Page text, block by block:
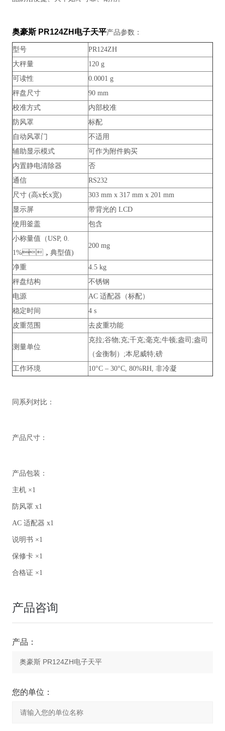
奥豪斯 PR124ZH电子天平产品参数：
型号
PR124ZH
大秤量
120 g
可读性
0.0001 g
秤盘尺寸
90 mm
校准方式
内部校准
防风罩
标配
自动风罩门
不适用
辅助显示模式
可作为附件购买
内置静电清除器
否
通信
RS232
尺寸 (高x长x宽)
303 mm x 317 mm x 201 mm
显示屏
带背光的 LCD
使用釜盖
包含
小称量值（USP, 0.
1%，典型值)
200 mg
净重
4.5 kg
秤盘结构
不锈钢
电源
AC 适配器（标配）
稳定时间
4 s
皮重范围
去皮重功能
测量单位
克拉;谷物;克;千克;毫克;牛顿;盎司;盎司
（金衡制）;本尼威特;磅
工作环境
10°C – 30°C, 80%RH, 非冷凝
同系列对比：
产品尺寸：
产品包装：
主机 ×1
防风罩 x1
AC 适配器 x1
说明书 ×1
保修卡 ×1
合格证 ×1
产品咨询
产品：
您的单位：